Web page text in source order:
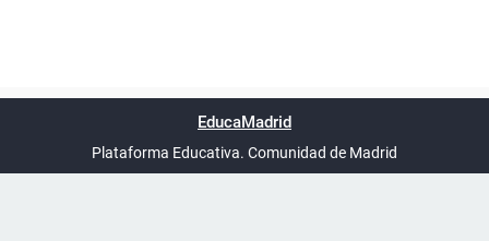
UTC+02:00
phpBB España
EducaMadrid
Plataforma Educativa. Comunidad de Madrid